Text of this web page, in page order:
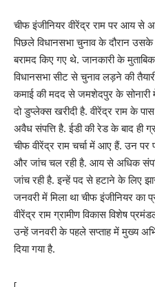
चीफ इंजीनियर वीरेंद्र राम पर आय से
पिछले विधानसभा चुनाव के दौरान
बरामद किए गए थे. जानकारी के
विधानसभा सीट से चुनाव लड़ने की
कमाई की मदद से जमशेदपुर के सोनारी
दो डुप्लेक्स खरीदी है. वीरेंद्र राम के
अवैध संपत्ति है. ईडी की रेड के बाद ही
चीफ वीरेंद्र राम चर्चा में आए हैं. उन
और जांच चल रही है. आय से अधिक
जांच रही है. इन्हें पद से हटाने के लिए
जनवरी में मिला था चीफ इंजीनियर का
वीरेंद्र राम ग्रामीण विकास विशेष
उन्हें जनवरी के पहले सप्ताह में मुख्य
दिया गया है.